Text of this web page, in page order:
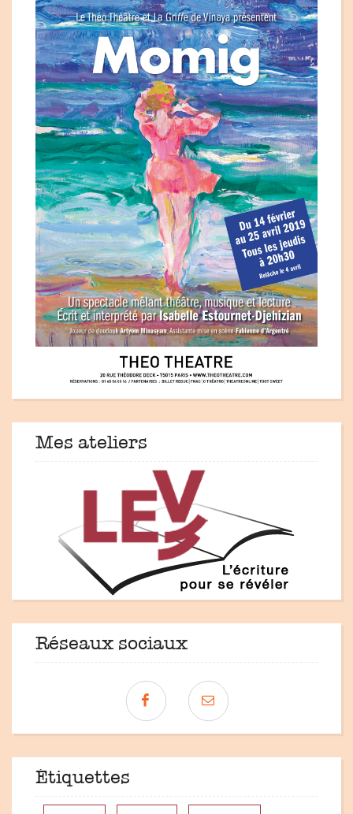
Mes ateliers
Réseaux sociaux
Étiquettes